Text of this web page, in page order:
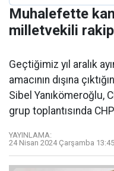
Muhalefette
milletvekili
Geçtiğimiz yıl aralık
amacının dışına
Sibel Yanıkömeroğlu,
grup toplantısında
YAYINLAMA:
24 Nisan 2024 Çarşamba 13:45